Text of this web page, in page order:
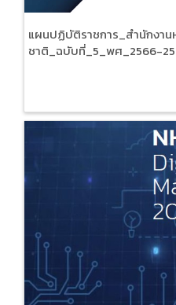
แผนปฏิบัติราชการ_สำนักงา
ชาติ_ฉบับที่_5_พศ_2566-